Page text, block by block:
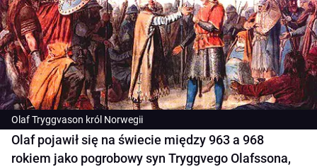
Olaf Tryggvason król Norwegii
Olaf pojawił się na świecie między 963 a 968
rokiem jako pogrobowy syn Tryggvego Olafssona,